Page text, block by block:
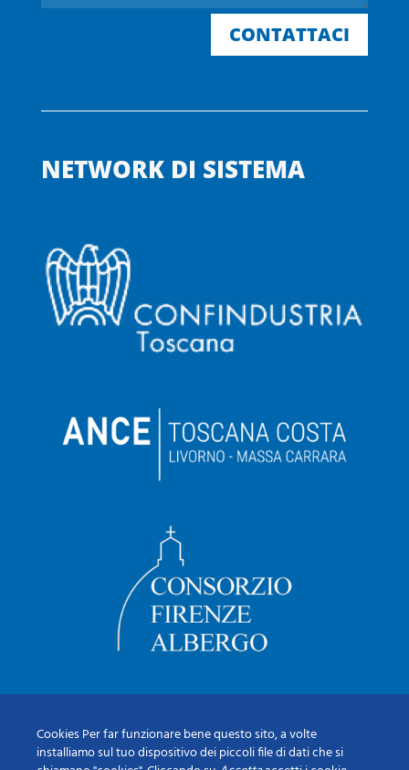
CONTATTACI
NETWORK DI SISTEMA
Cookies Per far funzionare bene questo sito, a volte
installiamo sul tuo dispositivo dei piccoli file di dati che si